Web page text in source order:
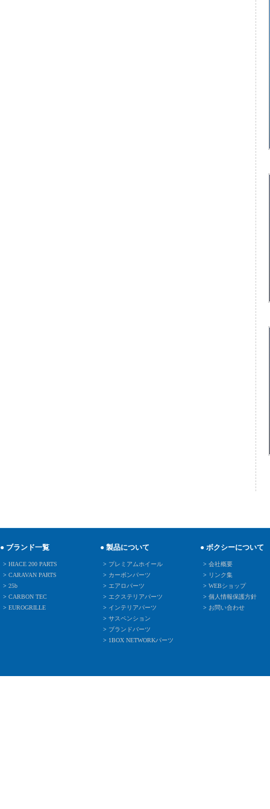
● ブランド一覧
> HIACE 200 PARTS
> CARAVAN PARTS
> 25b
> CARBON TEC
> EUROGRILLE
● 製品について
> プレミアムホイール
> カーボンパーツ
> エアロパーツ
> エクステリアパーツ
> インテリアパーツ
> サスペンション
> ブランドバーツ
> 1BOX NETWORKパーツ
● ボクシーについて
> 会社概要
> リンク集
> WEBショップ
> 個人情報保護方針
> お問い合わせ